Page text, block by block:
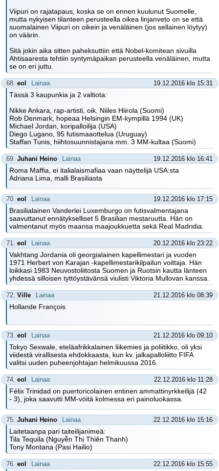
Viipuri on rajatapaus, koska se on ennen kuulunut Suomelle,
mutta nykyisen tilanteen perusteella oikea linjanveto on se että
suomalainen Viipuri on oikein ja venäläinen (jos sellainen löytyy)
on väärin.
Sitä jokin aika sitten paheksuttiin että Nobel-komitean sivuilla
Ahtisaaresta tehtiin syntymäpaikan perusteella venäläinen, mutta
se on eri juttu.
68. eol Lainaa 19.12.2016 klo 15:31
Tässä 3 kaupunkia ja 2 valtiota:
Nikke Ankara, rap-artisti, oik. Niiles Hiirola (Suomi)
Rob Denmark, hopeaa Helsingin EM-kympillä 1994 (UK)
Michael Jordan, koripalloilija (USA)
Diego Lugano, 95 futismaaottelua (Uruguay)
Staffan Tunis, hiihtosuunnistajana mm. 3 MM-kultaa (Suomi)
69. Juhani Heino Lainaa 19.12.2016 klo 16:41
Roma Maffia, ei italialaismafiaa vaan näyttelijä USA:sta
Adriana Lima, malli Brasiliasta
70. eol Lainaa 19.12.2016 klo 17:15
Brasilialainen Vanderlei Luxemburgo on futisvalmentajana
saavuttanut ennätykselliset 5 Brasilian mestaruutta. Hän on
valmentanut myös maansa maajoukkuetta sekä Real Madridia.
71. eol Lainaa 20.12.2016 klo 23:22
Vakhtang Jordania oli georgialainen kapellimestari ja vuoden
1971 Herbert von Karajan -kapellimestarikilpailun voittaja. Hän
loikkasi 1983 Neuvostoliitosta Suomen ja Ruotsin kautta länteen
yhdessä silloisen tyttöystävänsä viulisti Viktoria Mullovan kanssa.
72. Ville Lainaa 21.12.2016 klo 08:39
Hollande François
73. eol Lainaa 21.12.2016 klo 09:10
Tokyo Sexwale, eteläafrikkalainen liikemies ja poliitikko, oli yksi
viidestä virallisesta ehdokkaasta, kun kv. jalkapalloliitto FIFA
valitsi uuden puheenjohtajan helmikuussa 2016.
74. eol Lainaa 22.12.2016 klo 11:28
Félix Trinidad on puertoricolainen entinen ammattinyrkkeilijä (42
- 3), joka saavutti MM-vöitä kolmessa eri painoluokassa.
75. Juhani Heino Lainaa 22.12.2016 klo 15:16
Laitetaanpa pari taiteilijanimeä:
Tila Tequila (Nguyễn Thị Thiên Thanh)
Tony Montana (Pasi Hailio)
76. eol Lainaa 22.12.2016 klo 15:55